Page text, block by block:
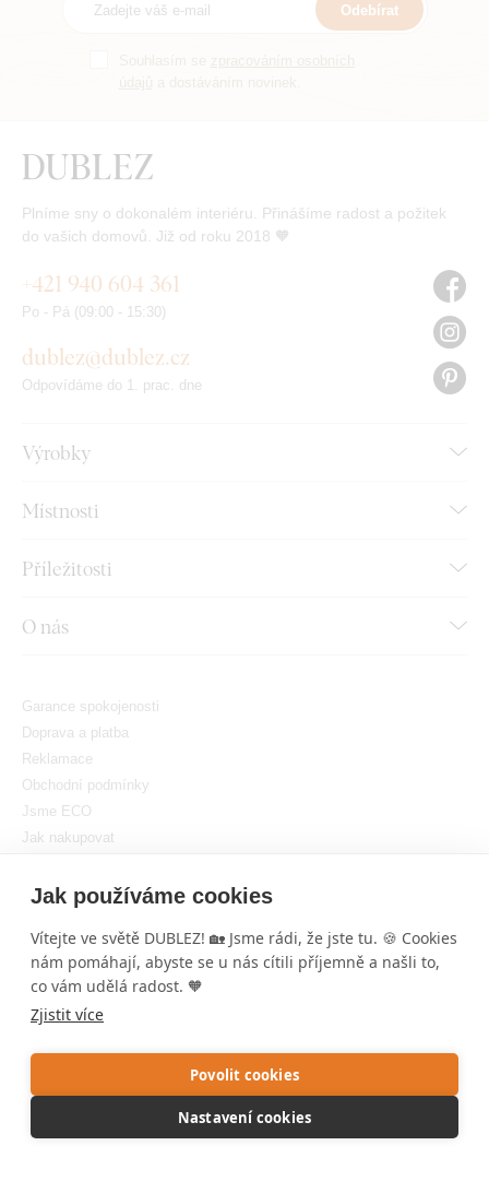
Jak používáme cookies
Vítejte ve světě DUBLEZ! 🏡 Jsme rádi, že jste tu. 🍪 Cookies
nám pomáhají, abyste se u nás cítili příjemně a našli to,
co vám udělá radost. 🧡
Zjistit více
Povolit cookies
Nastavení cookies
Odebírat
Plníme sny o dokonalém interiéru. Přinášíme radost a požitek
do vašich domovů. Již od roku 2018 🧡
Výrobky
Místnosti
Příležitosti
O nás
+421 940 604 361
Po - Pá (09:00 - 15:30)
dublez@dublez.cz
Odpovídáme do 1. prac. dne
Garance spokojenosti
Doprava a platba
Reklamace
Obchodní podmínky
Jsme ECO
Jak nakupovat
Nastavit cookies
Tvorba výkonných internetových obchodů odRIESENIA
Tato stránka je chráněna pomocí reCAPTCHA a používá se
ochrany osobních údajů